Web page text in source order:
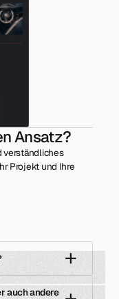
Ansatz?
verständliches
Projekt und Ihre
auch andere